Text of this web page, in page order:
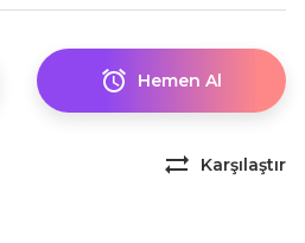
Hemen Al
Karşılaştır